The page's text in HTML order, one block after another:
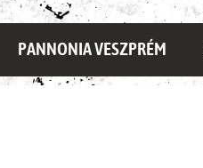
PANNONIA VESZPRÉM